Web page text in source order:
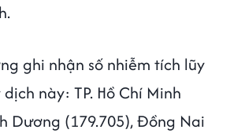
ghi nhận số nhiễm tích lũy
này: TP. Hồ Chí Minh
Dương (179.705), Đồng Nai